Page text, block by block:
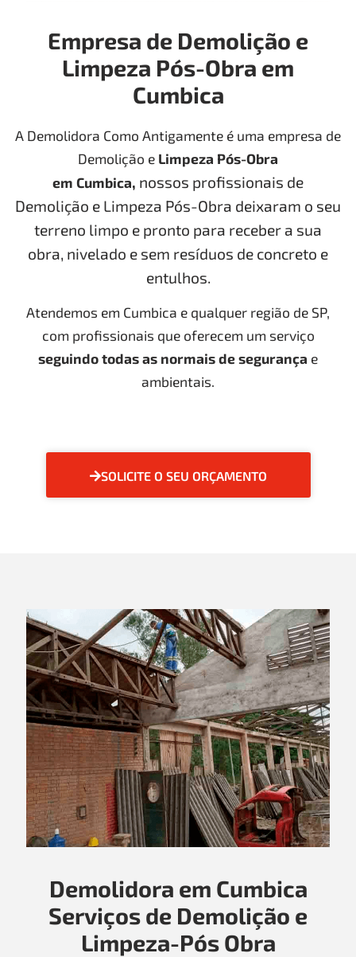
Empresa de Demolição e
Limpeza Pós-Obra em
Cumbica
A Demolidora Como Antigamente é uma empresa de
Demolição e Limpeza Pós-Obra
em Cumbica, nossos profissionais de
Demolição e Limpeza Pós-Obra deixaram o seu
terreno limpo e pronto para receber a sua
obra, nivelado e sem resíduos de concreto e
entulhos.
Atendemos em Cumbica e qualquer região de SP,
com profissionais que oferecem um serviço
seguindo todas as normais de segurança e
ambientais.
SOLICITE O SEU ORÇAMENTO
Demolidora em Cumbica
Serviços de Demolição e
Limpeza-Pós Obra